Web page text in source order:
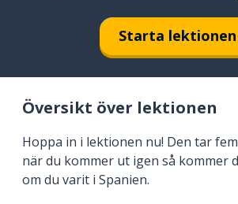
Starta lektionen
Översikt över lektionen
Hoppa in i lektionen nu! Den tar
när du kommer ut igen så kommer
om du varit i Spanien.